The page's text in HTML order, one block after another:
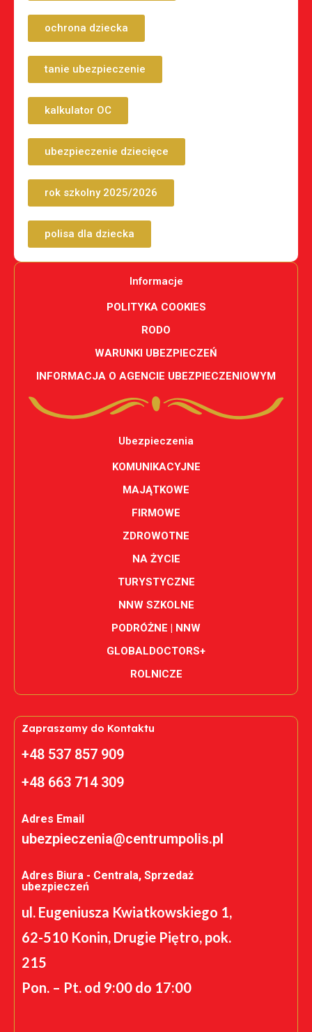
ochrona dziecka
tanie ubezpieczenie
kalkulator OC
ubezpieczenie dziecięce
rok szkolny 2025/2026
polisa dla dziecka
Informacje
POLITYKA COOKIES
RODO
WARUNKI UBEZPIECZEŃ
INFORMACJA O AGENCIE UBEZPIECZENIOWYM
Ubezpieczenia
KOMUNIKACYJNE
MAJĄTKOWE
FIRMOWE
ZDROWOTNE
NA ŻYCIE
TURYSTYCZNE
NNW SZKOLNE
PODRÓŻNE | NNW
GLOBALDOCTORS+
ROLNICZE
Zapraszamy do Kontaktu
+48 537 857 909
+48 663 714 309
Adres Email
ubezpieczenia@centrumpolis.pl
Adres Biura - Centrala, Sprzedaż
ubezpieczeń
ul. Eugeniusza Kwiatkowskiego 1,
62-510 Konin, Drugie Piętro, pok.
215
Pon. – Pt. od 9:00 do 17:00